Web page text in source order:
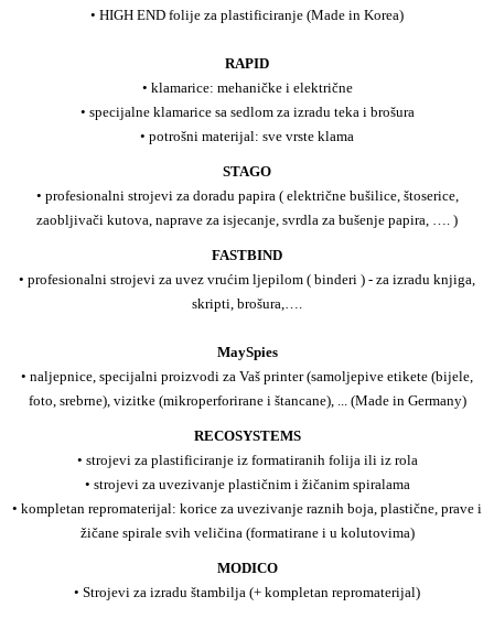
• HIGH END folije za plastificiranje (Made in Korea)
RAPID
• klamarice: mehaničke i električne
• specijalne klamarice sa sedlom za izradu teka i brošura
• potrošni materijal: sve vrste klama
STAGO
• profesionalni strojevi za doradu papira ( električne bušilice, štoserice,
zaobljivači kutova, naprave za isjecanje, svrdla za bušenje papira, …. )
FASTBIND
• profesionalni strojevi za uvez vrućim ljepilom ( binderi ) - za izradu knjiga,
skripti, brošura,….
MaySpies
• naljepnice, specijalni proizvodi za Vaš printer (samoljepive etikete (bijele,
foto, srebrne), vizitke (mikroperforirane i štancane), ... (Made in Germany)
RECOSYSTEMS
• strojevi za plastificiranje iz formatiranih folija ili iz rola
• strojevi za uvezivanje plastičnim i žičanim spiralama
• kompletan repromaterijal: korice za uvezivanje raznih boja, plastične, prave i
žičane spirale svih veličina (formatirane i u kolutovima)
MODICO
• Strojevi za izradu štambilja (+ kompletan repromaterijal)